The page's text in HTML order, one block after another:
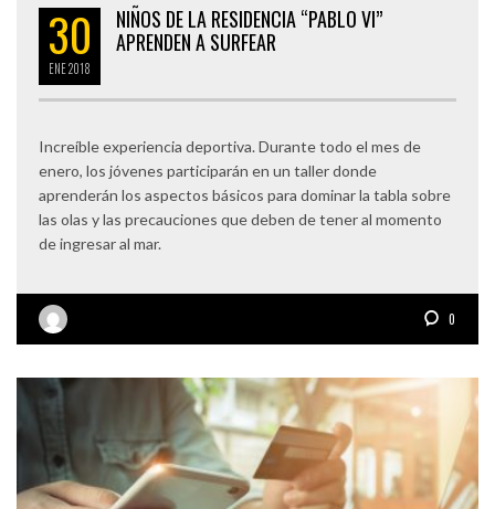
30
ENE2018
NIÑOS DE LA RESIDENCIA “PABLO VI”
APRENDEN A SURFEAR
Increíble experiencia deportiva. Durante todo el mes de
enero, los jóvenes participarán en un taller donde
aprenderán los aspectos básicos para dominar la tabla sobre
las olas y las precauciones que deben de tener al momento
de ingresar al mar.
0